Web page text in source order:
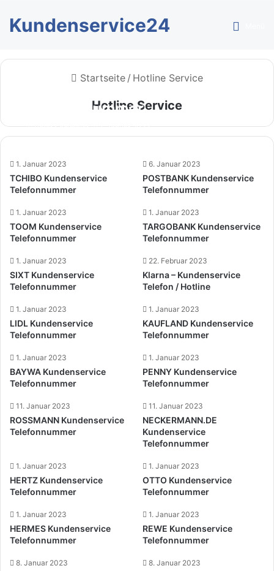
Kundenservice24
Startseite / Hotline Service
Hotline Service
Telefonnummer
Peter Sedlmeier 1. Januar 2023
1. Januar 2023
TCHIBO Kundenservice
Telefonnummer
6. Januar 2023
POSTBANK Kundenservice
Telefonnummer
1. Januar 2023
TOOM Kundenservice
Telefonnummer
1. Januar 2023
TARGOBANK Kundenservice
Telefonnummer
1. Januar 2023
SIXT Kundenservice
Telefonnummer
22. Februar 2023
Klarna – Kundenservice
Telefon / Hotline
1. Januar 2023
LIDL Kundenservice
Telefonnummer
1. Januar 2023
KAUFLAND Kundenservice
Telefonnummer
1. Januar 2023
BAYWA Kundenservice
Telefonnummer
1. Januar 2023
PENNY Kundenservice
Telefonnummer
11. Januar 2023
ROSSMANN Kundenservice
Telefonnummer
11. Januar 2023
NECKERMANN.DE
Kundenservice
Telefonnummer
1. Januar 2023
HERTZ Kundenservice
Telefonnummer
1. Januar 2023
OTTO Kundenservice
Telefonnummer
1. Januar 2023
HERMES Kundenservice
Telefonnummer
1. Januar 2023
REWE Kundenservice
Telefonnummer
8. Januar 2023 8. Januar 2023